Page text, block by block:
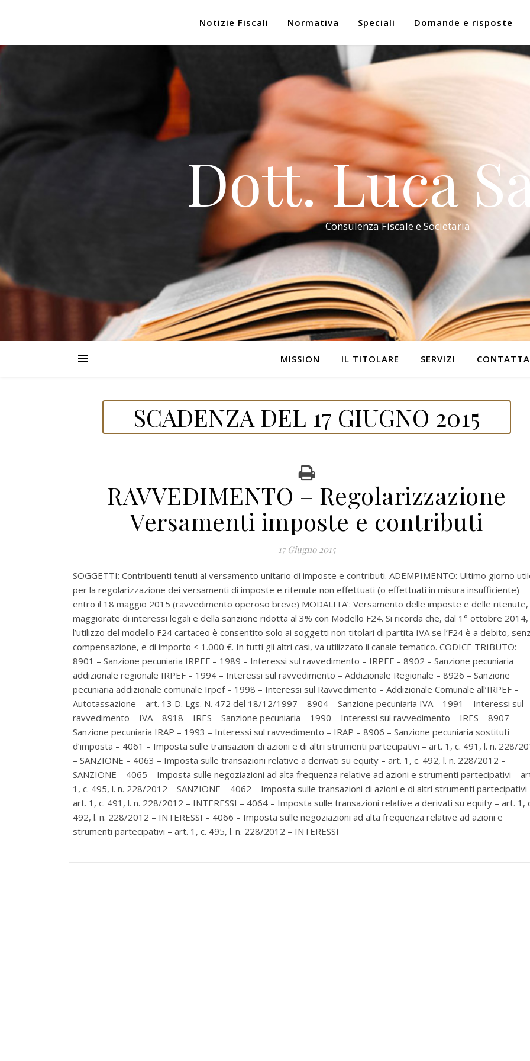
Notizie Fiscali Normativa Speciali Domande e risposte
Dott. Luca
Consulenza Fiscale e Societaria
MISSION IL TITOLARE SERVIZI
SCADENZA DEL 17 GIUGNO 2015
RAVVEDIMENTO – Regolarizzazione
Versamenti imposte e contributi
17 Giugno 2015
SOGGETTI: Contribuenti tenuti al versamento unitario di imposte e contributi. ADEMPIMENTO: Ultimo giorno
per la regolarizzazione dei versamenti di imposte e ritenute non effettuati (o effettuati in misura insufficiente)
entro il 18 maggio 2015 (ravvedimento operoso breve) MODALITA’: Versamento delle imposte e delle ritenute,
maggiorate di interessi legali e della sanzione ridotta al 3% con Modello F24. Si ricorda che, dal 1° ottobre 2014,
l’utilizzo del modello F24 cartaceo è consentito solo ai soggetti non titolari di partita IVA se l’F24 è a debito,
compensazione, e di importo ≤ 1.000 €. In tutti gli altri casi, va utilizzato il canale tematico. CODICE TRIBUTO: –
8901 – Sanzione pecuniaria IRPEF – 1989 – Interessi sul ravvedimento – IRPEF – 8902 – Sanzione pecuniaria
addizionale regionale IRPEF – 1994 – Interessi sul ravvedimento – Addizionale Regionale – 8926 – Sanzione
pecuniaria addizionale comunale Irpef – 1998 – Interessi sul Ravvedimento – Addizionale Comunale all’IRPEF –
Autotassazione – art. 13 D. Lgs. N. 472 del 18/12/1997 – 8904 – Sanzione pecuniaria IVA – 1991 – Interessi sul
ravvedimento – IVA – 8918 – IRES – Sanzione pecuniaria – 1990 – Interessi sul ravvedimento – IRES – 8907 –
Sanzione pecuniaria IRAP – 1993 – Interessi sul ravvedimento – IRAP – 8906 – Sanzione pecuniaria sostituti
d’imposta – 4061 – Imposta sulle transazioni di azioni e di altri strumenti partecipativi – art. 1, c. 491, l. n. 228/
– SANZIONE – 4063 – Imposta sulle transazioni relative a derivati su equity – art. 1, c. 492, l. n. 228/2012 –
SANZIONE – 4065 – Imposta sulle negoziazioni ad alta frequenza relative ad azioni e strumenti partecipativi –
1, c. 495, l. n. 228/2012 – SANZIONE – 4062 – Imposta sulle transazioni di azioni e di altri strumenti partecipativi
art. 1, c. 491, l. n. 228/2012 – INTERESSI – 4064 – Imposta sulle transazioni relative a derivati su equity – art. 1,
492, l. n. 228/2012 – INTERESSI – 4066 – Imposta sulle negoziazioni ad alta frequenza relative ad azioni e
strumenti partecipativi – art. 1, c. 495, l. n. 228/2012 – INTERESSI